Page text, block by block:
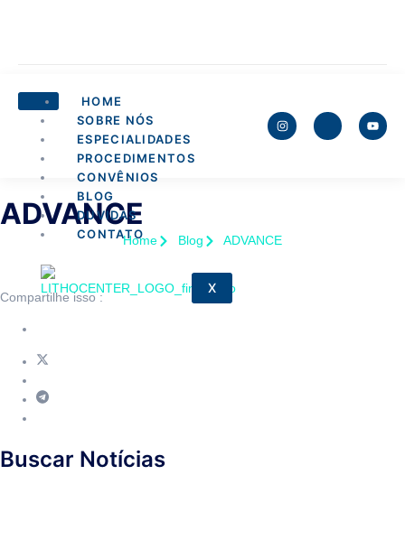
HOME
SOBRE NÓS
ESPECIALIDADES
PROCEDIMENTOS
CONVÊNIOS
BLOG
DÚVIDAS
CONTATO
X
ADVANCE
Home Blog ADVANCE
Compartilhe isso :
Buscar Notícias